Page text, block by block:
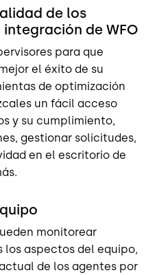
de los
de WFO
para que
el éxito de su
de optimización
un fácil acceso
y su cumplimiento,
gestionar solicitudes,
en el escritorio de
monitorear
aspectos del equipo,
de los agentes por